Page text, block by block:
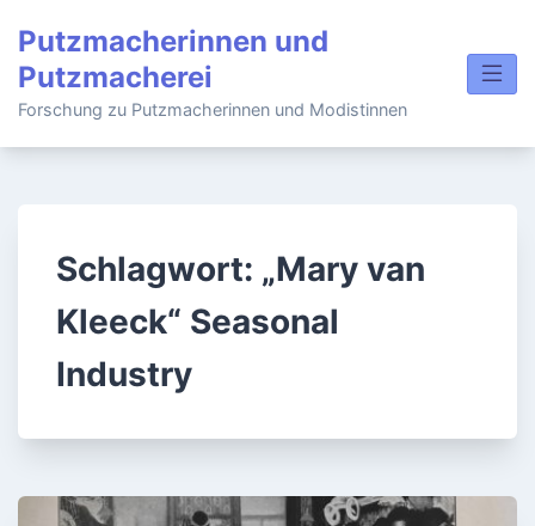
content
Putzmacherinnen und
Putzmacherei
Forschung zu Putzmacherinnen und Modistinnen
Schlagwort: „Mary van
Kleeck“ Seasonal
Industry